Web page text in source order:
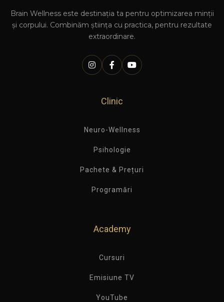
Brain Wellness este destinația ta pentru optimizarea minții
și corpului. Combinăm știința cu practica, pentru rezultate
extraordinare.
Clinic
Neuro-Wellness
Psihologie
Pachete & Prețuri
Programări
Academy
Cursuri
Emisiune TV
YouTube